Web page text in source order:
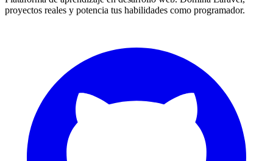
proyectos reales y potencia tus habilidades como programador.